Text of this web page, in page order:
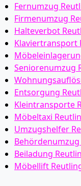
Fernumzug
Firmenumzug
Halteverbot
Klaviertransport
Seniorenumzug
Entsorgung
Kleintransporte
Möbeltaxi
Umzugshelfer
Beiladung
Möbellift